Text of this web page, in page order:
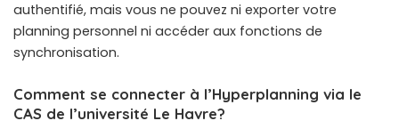
authentifié, mais vous ne pouvez ni exporter votre
planning personnel ni accéder aux fonctions de
synchronisation.
Comment se connecter à l’Hyperplanning via le
CAS de l’université Le Havre?